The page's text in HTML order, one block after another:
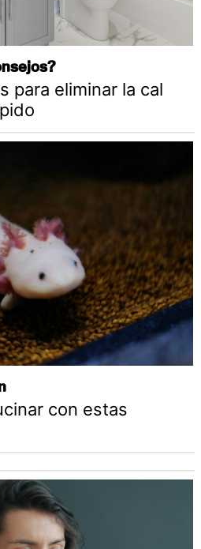
para eliminar la cal
con estas